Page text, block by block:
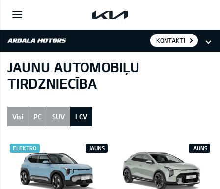
KONTAKTI
JAUNU AUTOMOBIĻU
TIRDZNIECĪBA
Visi PC SUV LCV
JAUNS
ELEKTRO JAUNS